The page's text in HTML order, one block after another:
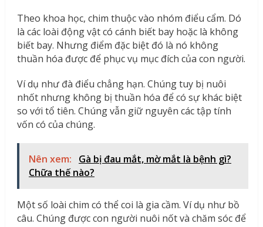
Theo khoa học, chim thuộc vào nhóm điểu cẩm. Dó
là các loài động vật có cánh biết bay hoặc là không
biết bay. Nhưng điểm đặc biệt đó là nó không
thuần hóa được để phục vụ mục đích của con người.
Ví dụ như đà điểu chẳng hạn. Chúng tuy bị nuôi
nhốt nhưng không bị thuần hóa để có sự khác biệt
so với tổ tiên. Chúng vẫn giữ nguyên các tập tính
vốn có của chúng.
Nên xem:
Gà bị đau mắt, mờ mắt là bệnh gì?
Chữa thế nào?
Một số loài chim có thể coi là gia cầm. Ví dụ như bồ
câu. Chúng được con người nuôi nốt và chăm sóc để